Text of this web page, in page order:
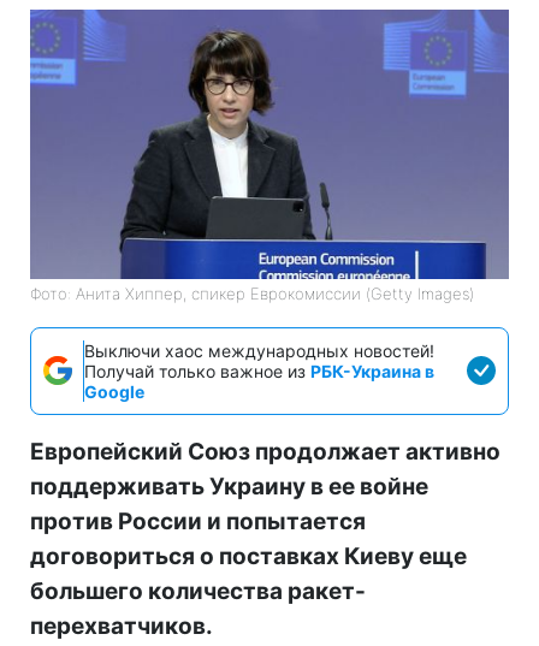
Фото: Анита Хиппер, спикер Еврокомиссии (Getty Images)
Выключи хаос международных новостей!
Получай только важное из РБК-Украина в
Google
Европейский Союз продолжает активно
поддерживать Украину в ее войне
против России и попытается
договориться о поставках Киеву еще
большего количества ракет-
перехватчиков.